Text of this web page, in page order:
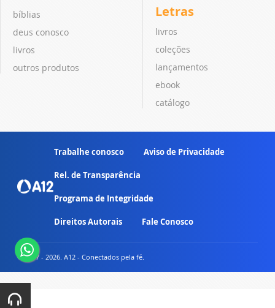
bíblias
deus conosco
livros
outros produtos
Letras
livros
coleções
lançamentos
ebook
catálogo
Trabalhe conosco Aviso de Privacidade
Rel. de Transparência
Programa de Integridade
Direitos Autorais Fale Conosco
© 2007 - 2026. A12 - Conectados pela fé.